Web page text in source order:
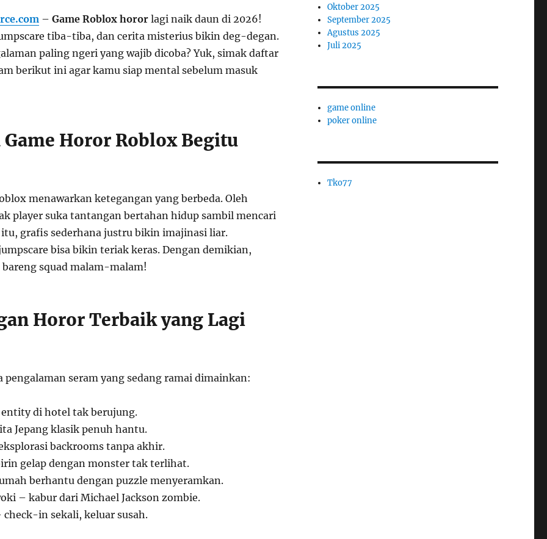
– Game Roblox hororlagi naik daun di 2026!
tiba-tiba, dan cerita misterius bikin deg-degan.
paling ngeri yang wajib dicoba? Yuk, simak daftar
berikut ini agar kamu siap mental sebelum masuk
Game Horor Roblox Begitu
menawarkan ketegangan yang berbeda. Oleh
player suka tantangan bertahan hidup sambil mencari
grafis sederhana justru bikin imajinasi liar.
bisa bikin teriak keras. Dengan demikian,
squad malam-malam!
Horor Terbaik yang Lagi
pengalaman seram yang sedang ramai dimainkan:
di hotel tak berujung.
Jepang klasik penuh hantu.
backrooms tanpa akhir.
gelap dengan monster tak terlihat.
berhantu dengan puzzle menyeramkan.
– kabur dari Michael Jackson zombie.
in sekali, keluar susah.
Oktober 2025
September 2025
Agustus 2025
Juli 2025
game online
poker online
Tko77